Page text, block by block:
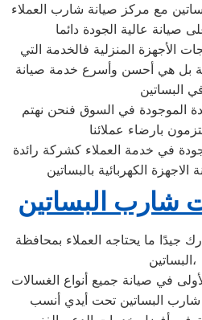
مع مركز صيانة شارب العملاء
عالية الجودة دائما
الأجهزة المنزلية فالخدمة التي
بل هي أحسن وأسرع خدمة صيانة
البساتين
الموجودة في السوق فنحن نهتم
بارضاء عملائنا
في خدمة العملاء كشركة رائدة
الكهربائية بالبساتين
شارب البساتين
جيدًا ما يحتاجه العملاء بمحافظة
البساتين،
في صيانة جميع أنواع الغسالات
شارب البساتين تحت أيدي أنسب